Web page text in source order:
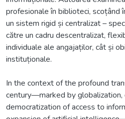
profesionale în biblioteci, scoțând
un sistem rigid și centralizat –
către un cadru descentralizat,
individuale ale angajaților, cât și
instituționale.
In the context of the profound
century—marked by globalization,
democratization of access to